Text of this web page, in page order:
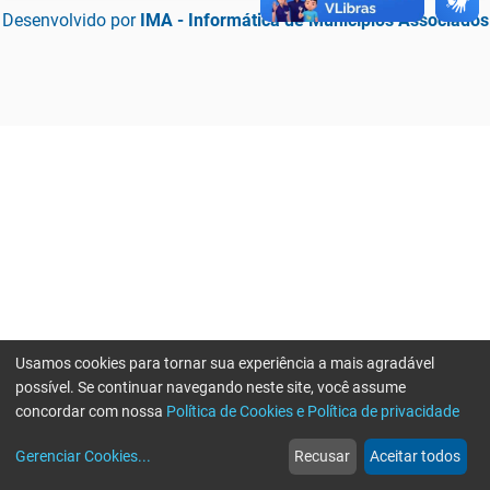
Desenvolvido por IMA - Informática de Municípios Associados
web
Notícias
more_horiz
Mais
Usamos cookies para tornar sua experiência a mais agradável
possível. Se continuar navegando neste site, você assume
concordar com nossa Política de Cookies e Política de privacidade
Gerenciar Cookies... Recusar Aceitar todos
Erro ao enviar informações, por favor tente novamente